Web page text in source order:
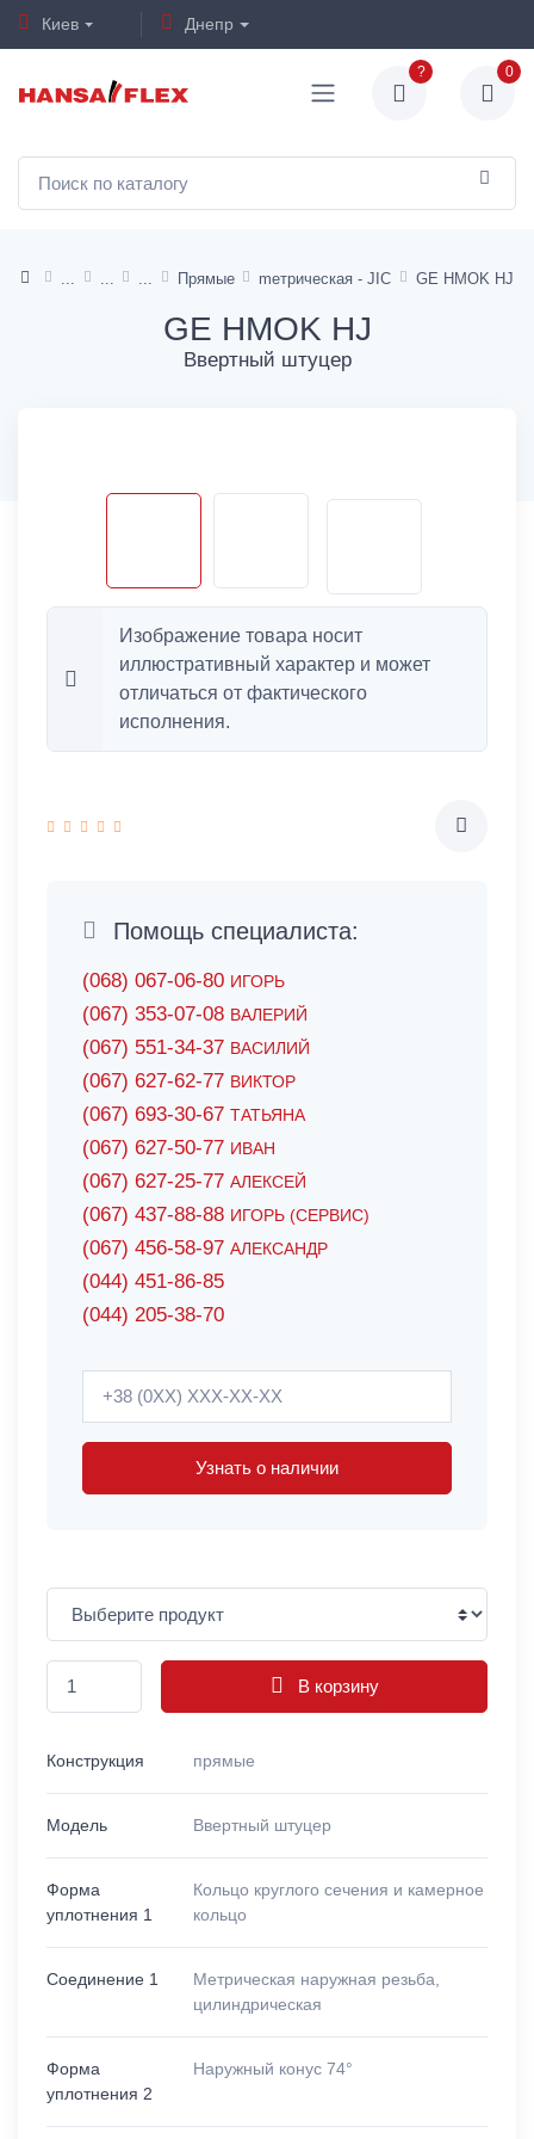
Киев Днепр
? 0
Прямые mетрическая - JIC GE HMOK HJ
GE HMOK HJ
Ввертный штуцер
Изображение товара носит
иллюстративный характер и может
отличаться от фактического
исполнения.
Помощь специалиста:
(068) 067-06-80 ИГОРЬ
(067) 353-07-08 ВАЛЕРИЙ
(067) 551-34-37 ВАСИЛИЙ
(067) 627-62-77 ВИКТОР
(067) 693-30-67 ТАТЬЯНА
(067) 627-50-77 ИВАН
(067) 627-25-77 АЛЕКСЕЙ
(067) 437-88-88 ИГОРЬ (СЕРВИС)
(067) 456-58-97 АЛЕКСАНДР
(044) 451-86-85
(044) 205-38-70
Узнать о наличии
В корзину
Конструкция прямые
Модель Ввертный штуцер
Форма
уплотнения 1
Кольцо круглого сечения и камерное
кольцо
Соединение 1
Метрическая наружная резьба,
цилиндрическая
Форма
уплотнения 2
Наружный конус 74°